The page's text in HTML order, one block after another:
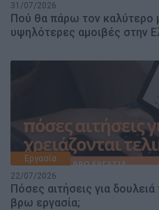
31/07/2026
Πού θα πάρω τον καλύτερο
υψηλότερες αμοιβές στην
Εργασία
22/07/2026
Πόσες αιτήσεις για
βρω εργασία;